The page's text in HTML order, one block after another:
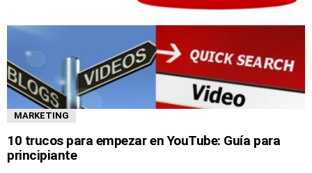
MARKETING
10 trucos para empezar en YouTube: Guía para
principiante